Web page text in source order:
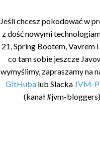
Jeśli chcesz pokodować w
z dość nowymi
21, Spring Bootem, Vavrem
co tam sobie jeszcze
wymyślimy, zapraszamy na
GitHubalub Slacka JVM-
(kanał #jvm-bloggers)